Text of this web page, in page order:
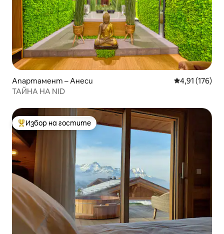
Апартамент – Анеси Средна
4,91 (176)
ТАЙНА НА NID
Най-популярен избор на гостите
Избор на гостите